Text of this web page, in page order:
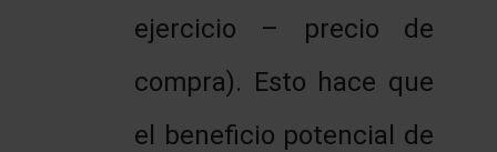
ejercicio – precio de
compra). Esto hace que
el beneficio potencial de